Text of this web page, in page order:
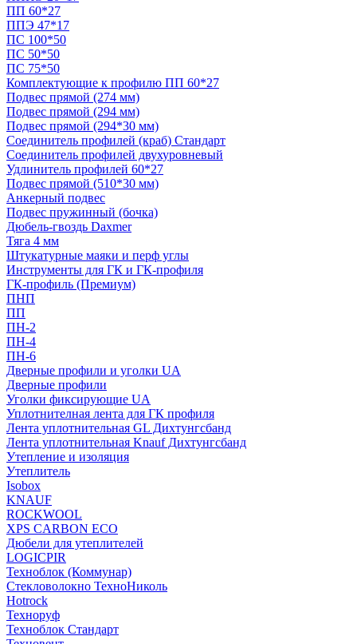
ПП 60*27
ППЭ 47*17
ПС 100*50
ПС 50*50
ПС 75*50
Комплектующие к профилю ПП 60*27
Подвес прямой (274 мм)
Подвес прямой (294 мм)
Подвес прямой (294*30 мм)
Соединитель профилей (краб) Стандарт
Соединитель профилей двухуровневый
Удлинитель профилей 60*27
Подвес прямой (510*30 мм)
Анкерный подвес
Подвес пружинный (бочка)
Дюбель-гвоздь Daxmer
Тяга 4 мм
Штукатурные маяки и перф углы
Инструменты для ГК и ГК-профиля
ГК-профиль (Премиум)
ПНП
ПП
ПН-2
ПН-4
ПН-6
Дверные профили и уголки UA
Дверные профили
Уголки фиксирующие UA
Уплотнителная лента для ГК профиля
Лента уплотнительная GL Дихтунгсбанд
Лента уплотнительная Knauf Дихтунгсбанд
Утепление и изоляция
Утеплитель
Isobox
KNAUF
ROCKWOOL
XPS CARBON ECO
Дюбели для утеплителей
LOGICPIR
Техноблок (Коммунар)
Стекловолокно ТехноНиколь
Hotrock
Технoруф
Техноблок Стандарт